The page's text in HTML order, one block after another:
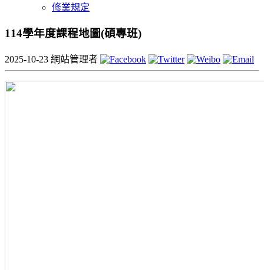
修業規定
114學年度課程地圖(碩專班)
2025-10-23 網站管理者